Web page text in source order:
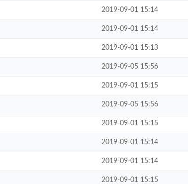
2019-09-01 15:14
2019-09-01 15:14
2019-09-01 15:13
2019-09-05 15:56
2019-09-01 15:15
2019-09-05 15:56
2019-09-01 15:15
2019-09-01 15:14
2019-09-01 15:14
2019-09-01 15:15